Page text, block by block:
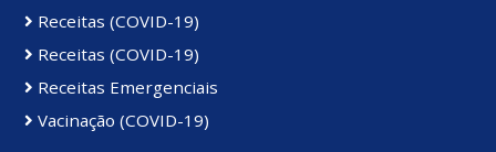
Receitas (COVID-19)
Receitas (COVID-19)
Receitas Emergenciais
Vacinação (COVID-19)